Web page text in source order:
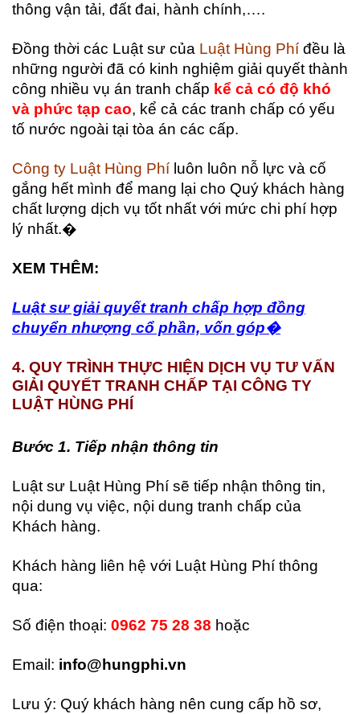
thông vận tải, đất đai, hành chính,….
Đồng thời các Luật sư của Luật Hùng Phí đều là
những người đã có kinh nghiệm giải quyết thành
công nhiều vụ án tranh chấp kể cả có độ khó
và phức tạp cao, kể cả các tranh chấp có yếu
tố nước ngoài tại tòa án các cấp.
Công ty Luật Hùng Phí luôn luôn nỗ lực và cố
gắng hết mình để mang lại cho Quý khách hàng
chất lượng dịch vụ tốt nhất với mức chi phí hợp
lý nhất.�
XEM THÊM:
Luật sư giải quyết tranh chấp hợp đồng
chuyển nhượng cổ phần, vốn góp�
4. QUY TRÌNH THỰC HIỆN DỊCH VỤ TƯ VẤN
GIẢI QUYẾT TRANH CHẤP TẠI CÔNG TY
LUẬT HÙNG PHÍ
Bước 1. Tiếp nhận thông tin
Luật sư Luật Hùng Phí sẽ tiếp nhận thông tin,
nội dung vụ việc, nội dung tranh chấp của
Khách hàng.
Khách hàng liên hệ với Luật Hùng Phí thông
qua:
Số điện thoại: 0962 75 28 38 hoặc
Email: info@hungphi.vn
Lưu ý: Quý khách hàng nên cung cấp hồ sơ,